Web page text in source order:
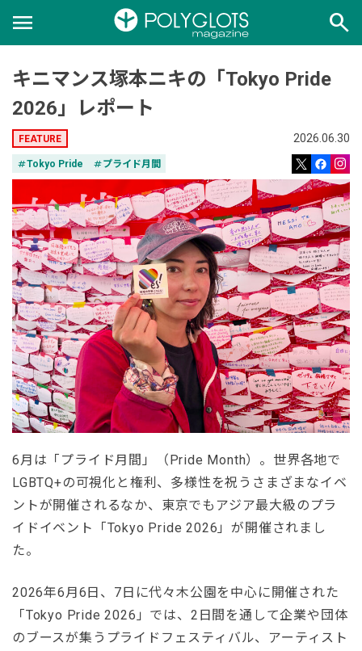
menu search
キニマンス塚本ニキの「Tokyo Pride
2026」レポート
FEATURE 2026.06.30
tagTokyo Pride tagプライド月間
6月は「プライド月間」（Pride Month）。世界各地で
LGBTQ+の可視化と権利、多様性を祝うさまざまなイベ
ントが開催されるなか、東京でもアジア最大級のプラ
イドイベント「Tokyo Pride 2026」が開催されまし
た。
2026年6月6日、7日に代々木公園を中心に開催された
「Tokyo Pride 2026」では、2日間を通して企業や団体
のブースが集うプライドフェスティバル、アーティスト